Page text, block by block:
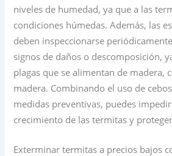
niveles de humedad, ya que a las
condiciones húmedas. Además, las
deben inspeccionarse
signos de daños o descomposición,
plagas que se alimentan de madera,
madera. Combinando el uso de
medidas preventivas, puedes
crecimiento de las termitas y
Exterminar termitas a precios bajos